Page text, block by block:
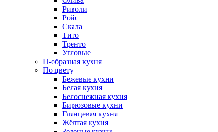
Риволи
Ройс
Скала
Тито
Тренто
Угловые
П-образная кухня
По цвету
Бежевые кухни
Белая кухня
Белоснежная кухня
Бирюзовые кухни
Глянцевая кухня
Жёлтая кухня